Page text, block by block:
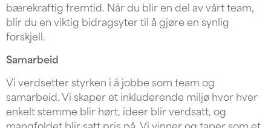
bærekraftig fremtid. Når du blir en del av vårt team,
blir du en viktig bidragsyter til å gjøre en synlig
forskjell.
Samarbeid
Vi verdsetter styrken i å jobbe som team og
samarbeid. Vi skaper et inkluderende miljø hvor hver
enkelt stemme blir hørt, ideer blir verdsatt, og